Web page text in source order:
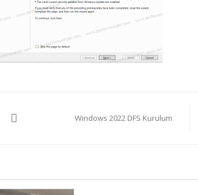
gezinmesiWindows 2022 DFS Kurulum